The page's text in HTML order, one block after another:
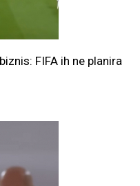
FIFA ih ne planira